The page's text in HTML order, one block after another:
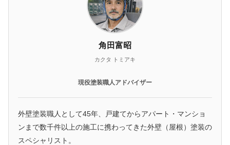
角田富昭
カクタ トミアキ
現役塗装職人アドバイザー
外壁塗装職人として45年、戸建てからアパート・マンショ
ンまで数千件以上の施工に携わってきた外壁（屋根）塗装の
スペシャリスト。